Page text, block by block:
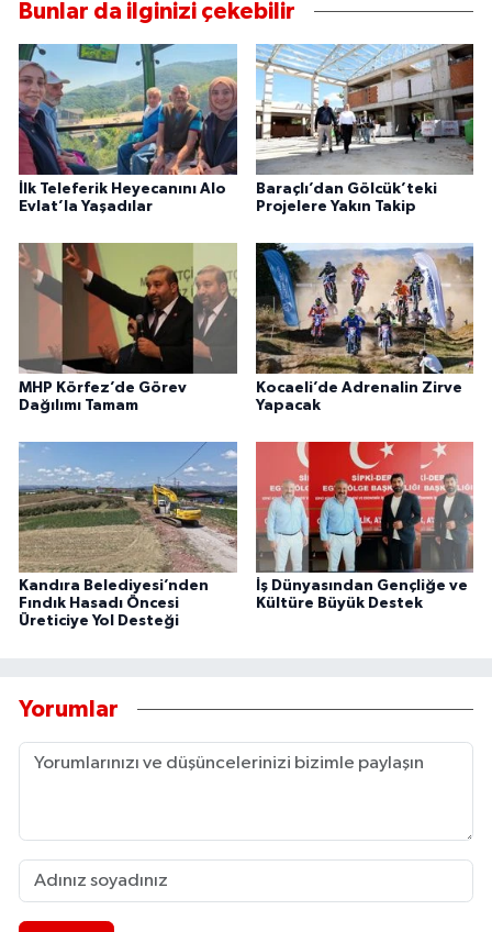
Bunlar da ilginizi çekebilir
İlk Teleferik Heyecanını Alo
Evlat’la Yaşadılar
Baraçlı’dan Gölcük’teki
Projelere Yakın Takip
MHP Körfez’de Görev
Dağılımı Tamam
Kocaeli’de Adrenalin Zirve
Yapacak
Kandıra Belediyesi’nden
Fındık Hasadı Öncesi
Üreticiye Yol Desteği
İş Dünyasından Gençliğe ve
Kültüre Büyük Destek
Yorumlar